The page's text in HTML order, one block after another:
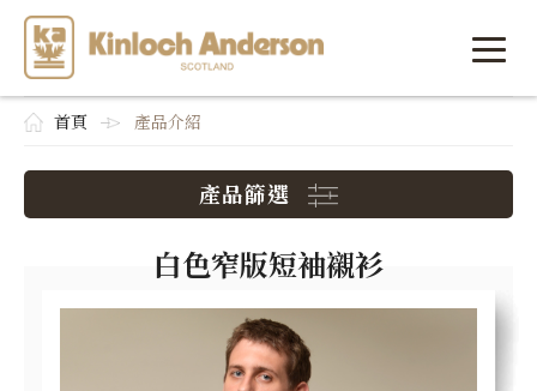
首頁 產品介紹
產品篩選
白色窄版短袖襯衫